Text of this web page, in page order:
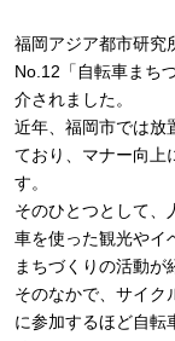
福岡アジア都市研究
No.12「自転車まち
介されました。
近年、福岡市では放
ており、マナー向上
す。
そのひとつとして、
車を使った観光やイ
まちづくりの活動が
そのなかで、サイク
に参加するほど自転